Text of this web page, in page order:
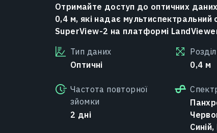
Отримайте доступ до оптичних
0,4 м, які надає мультиспектральний
SuperView-2 на платформі
Тип даних
Оптичні
0,4 м
Частота повторної
зйомки
2 дні